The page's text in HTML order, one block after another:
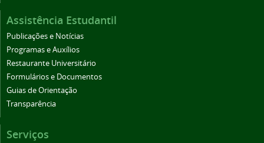
Assistência Estudantil
Publicações e Notícias
Programas e Auxílios
Restaurante Universitário
Formulários e Documentos
Guias de Orientação
Transparência
Serviços